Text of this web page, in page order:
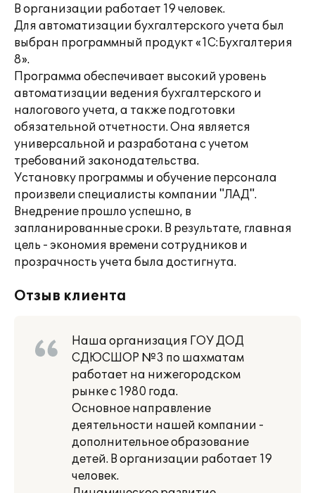
В организации работает 19 человек.
Для автоматизации бухгалтерского учета был
выбран программный продукт «1С:Бухгалтерия
8».
Программа обеспечивает высокий уровень
автоматизации ведения бухгалтерского и
налогового учета, а также подготовки
обязательной отчетности. Она является
универсальной и разработана с учетом
требований законодательства.
Установку программы и обучение персонала
произвели специалисты компании "ЛАД".
Внедрение прошло успешно, в
запланированные сроки. В результате, главная
цель - экономия времени сотрудников и
прозрачность учета была достигнута.
Отзыв клиента
Наша организация ГОУ ДОД
СДЮСШОР №3 по шахматам
работает на нижегородском
рынке с 1980 года.
Основное направление
деятельности нашей компании -
дополнительное образование
детей. В организации работает 19
человек.